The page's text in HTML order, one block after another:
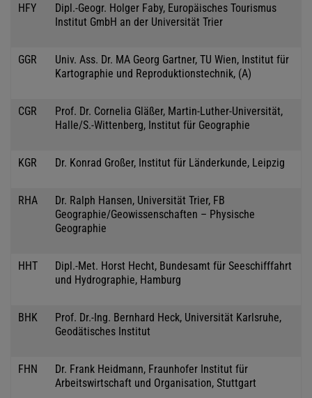
HFY
Dipl.-Geogr. Holger Faby, Europäisches Tourismus
Institut GmbH an der Universität Trier
GGR
Univ. Ass. Dr. MA Georg Gartner, TU Wien, Institut für
Kartographie und Reproduktionstechnik, (A)
CGR
Prof. Dr. Cornelia Gläßer, Martin-Luther-Universität,
Halle/S.-Wittenberg, Institut für Geographie
KGR Dr. Konrad Großer, Institut für Länderkunde, Leipzig
RHA
Dr. Ralph Hansen, Universität Trier, FB
Geographie/Geowissenschaften – Physische
Geographie
HHT
Dipl.-Met. Horst Hecht, Bundesamt für Seeschifffahrt
und Hydrographie, Hamburg
BHK
Prof. Dr.-Ing. Bernhard Heck, Universität Karlsruhe,
Geodätisches Institut
FHN
Dr. Frank Heidmann, Fraunhofer Institut für
Arbeitswirtschaft und Organisation, Stuttgart